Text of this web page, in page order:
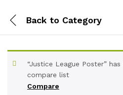
Back to Category
Compare
“Justice League Poster”
compare list